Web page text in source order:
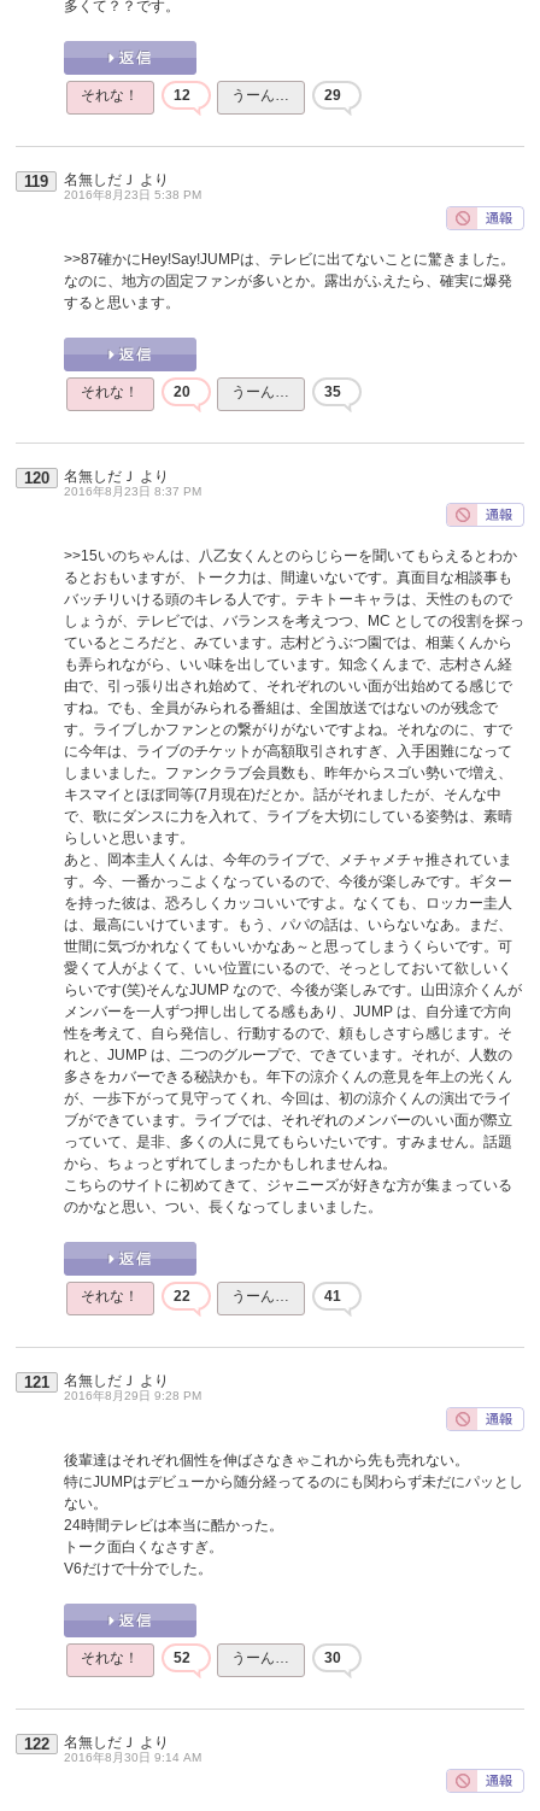
多くて？？です。
それな！ 12 うーん… 29
119 名無しだＪ より
2016年8月23日 5:38 PM
>>87確かにHey!Say!JUMPは、テレビに出てないことに驚きました。
なのに、地方の固定ファンが多いとか。露出がふえたら、確実に爆発
すると思います。
それな！ 20 うーん… 35
120 名無しだＪ より
2016年8月23日 8:37 PM
>>15いのちゃんは、八乙女くんとのらじらーを聞いてもらえるとわか
るとおもいますが、トーク力は、間違いないです。真面目な相談事も
バッチリいける頭のキレる人です。テキトーキャラは、天性のもので
しょうが、テレビでは、バランスを考えつつ、MC としての役割を探っ
ているところだと、みています。志村どうぶつ園では、相葉くんから
も弄られながら、いい味を出しています。知念くんまで、志村さん経
由で、引っ張り出され始めて、それぞれのいい面が出始めてる感じで
すね。でも、全員がみられる番組は、全国放送ではないのが残念で
す。ライブしかファンとの繋がりがないですよね。それなのに、すで
に今年は、ライブのチケットが高額取引されすぎ、入手困難になって
しまいました。ファンクラブ会員数も、昨年からスゴい勢いで増え、
キスマイとほぼ同等(7月現在)だとか。話がそれましたが、そんな中
で、歌にダンスに力を入れて、ライブを大切にしている姿勢は、素晴
らしいと思います。
あと、岡本圭人くんは、今年のライブで、メチャメチャ推されていま
す。今、一番かっこよくなっているので、今後が楽しみです。ギター
を持った彼は、恐ろしくカッコいいですよ。なくても、ロッカー圭人
は、最高にいけています。もう、パパの話は、いらないなあ。まだ、
世間に気づかれなくてもいいかなあ～と思ってしまうくらいです。可
愛くて人がよくて、いい位置にいるので、そっとしておいて欲しいく
らいです(笑)そんなJUMP なので、今後が楽しみです。山田涼介くんが
メンバーを一人ずつ押し出してる感もあり、JUMP は、自分達で方向
性を考えて、自ら発信し、行動するので、頼もしさすら感じます。そ
れと、JUMP は、二つのグループで、できています。それが、人数の
多さをカバーできる秘訣かも。年下の涼介くんの意見を年上の光くん
が、一歩下がって見守ってくれ、今回は、初の涼介くんの演出でライ
ブができています。ライブでは、それぞれのメンバーのいい面が際立
っていて、是非、多くの人に見てもらいたいです。すみません。話題
から、ちょっとずれてしまったかもしれませんね。
こちらのサイトに初めてきて、ジャニーズが好きな方が集まっている
のかなと思い、つい、長くなってしまいました。
それな！ 22 うーん… 41
121 名無しだＪ より
2016年8月29日 9:28 PM
後輩達はそれぞれ個性を伸ばさなきゃこれから先も売れない。
特にJUMPはデビューから随分経ってるのにも関わらず未だにパッとし
ない。
24時間テレビは本当に酷かった。
トーク面白くなさすぎ。
V6だけで十分でした。
それな！ 52 うーん… 30
122 名無しだＪ より
2016年8月30日 9:14 AM